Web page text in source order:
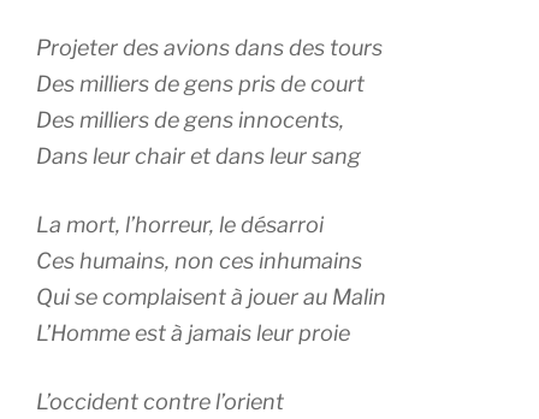
Projeter des avions dans des tours
Des milliers de gens pris de court
Des milliers de gens innocents,
Dans leur chair et dans leur sang
La mort, l’horreur, le désarroi
Ces humains, non ces inhumains
Qui se complaisent à jouer au Malin
L’Homme est à jamais leur proie
L’occident contre l’orient